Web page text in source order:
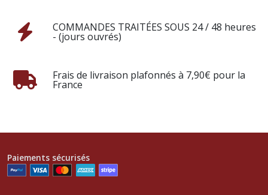
COMMANDES TRAITÉES SOUS 24 / 48 heures
- (jours ouvrés)
Frais de livraison plafonnés à 7,90€ pour la
France
Paiements sécurisés